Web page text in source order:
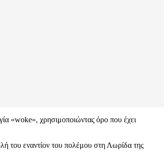
«woke», χρησιμοποιώντας όρο που έχει
του εναντίον του πολέμου στη Λωρίδα της